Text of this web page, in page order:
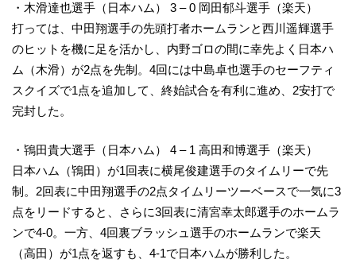
・木滑達也選手（日本ハム） 3 – 0 岡田郁斗選手（楽天）
打っては、中田翔選手の先頭打者ホームランと西川遥輝選手
のヒットを機に足を活かし、内野ゴロの間に幸先よく日本ハ
ム（木滑）が2点を先制。4回には中島卓也選手のセーフティ
スクイズで1点を追加して、終始試合を有利に進め、2安打で
完封した。
・鴇田貴大選手（日本ハム） 4 – 1 高田和博選手（楽天）
日本ハム（鴇田）が1回表に横尾俊建選手のタイムリーで先
制。2回表に中田翔選手の2点タイムリーツーベースで一気に3
点をリードすると、さらに3回表に清宮幸太郎選手のホームラ
ンで4-0。一方、4回裏ブラッシュ選手のホームランで楽天
（高田）が1点を返すも、4-1で日本ハムが勝利した。